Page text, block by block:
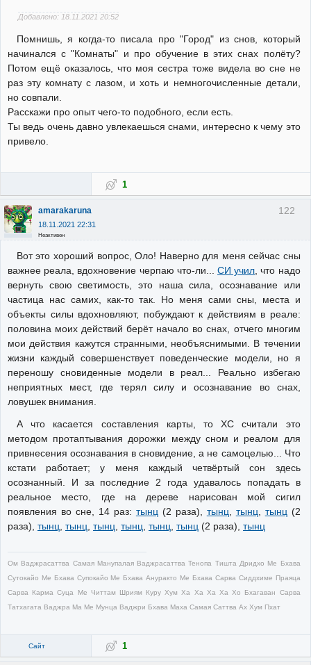
Добавлено: 18.11.2021 20:52
Помнишь, я когда-то писала про "Город" из снов, который
начинался с "Комнаты" и про обучение в этих снах полёту?
Потом ещё оказалось, что моя сестра тоже видела во сне не
раз эту комнату с лазом, и хоть и немногочисленные детали,
но совпали.
Расскажи про опыт чего-то подобного, если есть.
Ты ведь очень давно увлекаешься снами, интересно к чему это
привело.
1
122
amarakaruna
18.11.2021 22:31
Неактивен
Вот это хороший вопрос, Оло! Наверно для меня сейчас сны
важнее реала, вдохновение черпаю что-ли...СИ учил, что надо
вернуть свою светимость, это наша сила, осознавание или
частица нас самих, как-то так. Но меня сами сны, места и
объекты силы вдохновляют, побуждают к действиям в реале:
половина моих действий берёт начало во снах, отчего многим
мои действия кажутся странными, необъяснимыми. В течении
жизни каждый совершенствует поведенческие модели, но я
переношу сновиденные модели в реал... Реально избегаю
неприятных мест, где терял силу и осознавание во снах,
ловушек внимания.
А что касается составления карты, то ХС считали это
методом протаптывания дорожки между сном и реалом для
привнесения осознавания в сновидение, а не самоцелью... Что
кстати работает; у меня каждый четвёртый сон здесь
осознанный. И за последние 2 года удавалось попадать в
реальное место, где на дереве нарисован мой сигил
появления во сне, 14 раз: тынц(2 раза), тынц, тынц, тынц(2
раза), тынц, тынц, тынц, тынц, тынц, тынц (2 раза), тынц
Ом Ваджрасаттва Самая Манупалая Ваджрасаттва Тенопа Тишта Дридхо Ме Бхава
Сутокайо Ме Бхава Супокайо Ме Бхава Ануракто Ме Бхава Сарва Сиддхиме Праяца
Сарва Карма Суца Ме Читтам Шриям Куру Хум Ха Ха Ха Ха Хо Бхагаван Сарва
Татхагата Ваджра Ма Ме Мунца Ваджри Бхава Маха Самая Саттва Ах Хум Пхат
Сайт 1